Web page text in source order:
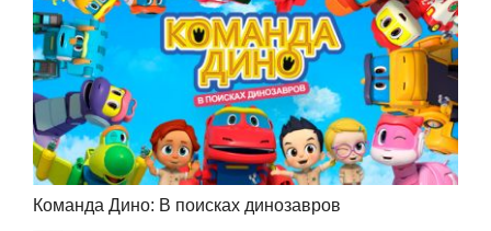
Команда Дино: В поисках динозавров